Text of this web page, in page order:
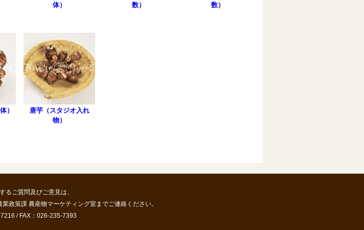
体）
数）
数）
）
唐芋（スタジオ入れ
物）
るご質問及びご意見は、
業政策課 農産物マーケティング室までご連絡ください。
/ FAX：026-235-7393